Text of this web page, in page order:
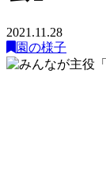
2021.11.28
園の様子